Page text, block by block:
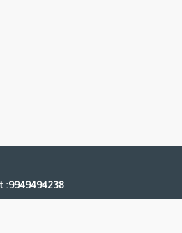
:9949494238